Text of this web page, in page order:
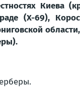
Киева
(Х-69),